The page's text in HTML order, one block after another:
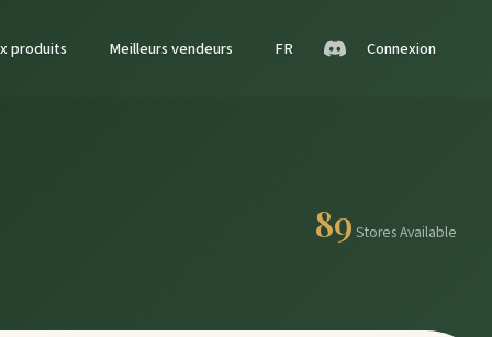
produits Meilleurs vendeurs FR Connexion
89 Stores Available